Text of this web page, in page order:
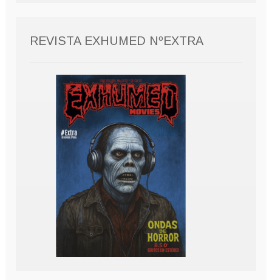
REVISTA EXHUMED NºEXTRA